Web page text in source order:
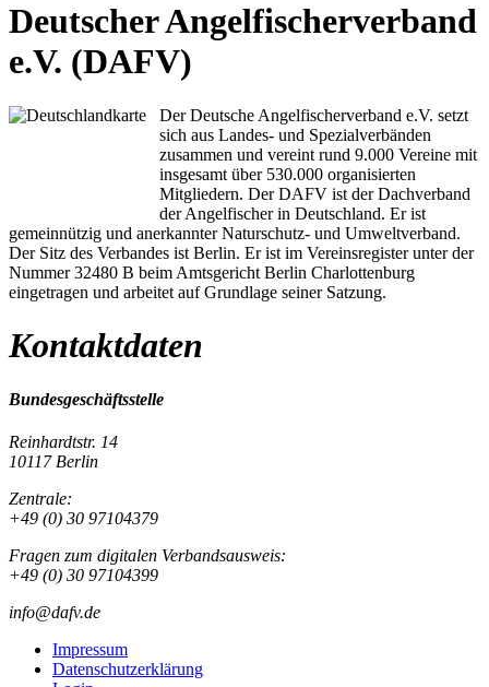
Deutscher Angelfischerverband
e.V. (DAFV)
Der Deutsche Angelfischerverband e.V. setzt
sich aus Landes- und Spezialverbänden
zusammen und vereint rund 9.000 Vereine mit
insgesamt über 530.000 organisierten
Mitgliedern. Der DAFV ist der Dachverband
der Angelfischer in Deutschland. Er ist
gemeinnützig und anerkannter Naturschutz- und Umweltverband.
Der Sitz des Verbandes ist Berlin. Er ist im Vereinsregister unter der
Nummer 32480 B beim Amtsgericht Berlin Charlottenburg
eingetragen und arbeitet auf Grundlage seiner Satzung.
Kontaktdaten
Bundesgeschäftsstelle
Reinhardtstr. 14
10117 Berlin
Zentrale:
+49 (0) 30 97104379
Fragen zum digitalen Verbandsausweis:
+49 (0) 30 97104399
info@dafv.de
Impressum
Datenschutzerklärung